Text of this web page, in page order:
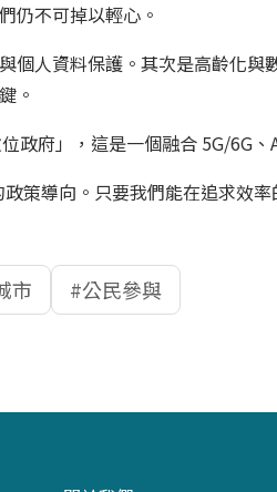
仍不可掉以輕心。
人資料保護。其次是高齡化
。
府」，這是一個融合 5G/6G、
策導向。只要我們能在追求效
市 公民參與